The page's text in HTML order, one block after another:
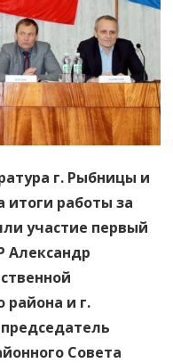
г. Рыбницы и
итоги работы за
участие первый
Александр
и г.
Совета